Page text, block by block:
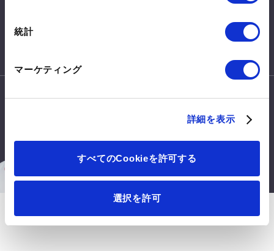
統計
マーケティング
詳細を表示
すべてのCookieを許可する
選択を許可
このサイトについて 利用規約
Mitsui Chemicals, Inc. All Rights Reserved.